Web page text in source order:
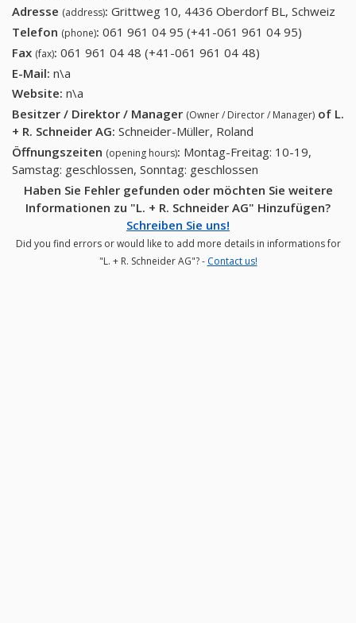
Adresse (address): Grittweg 10, 4436 Oberdorf BL, Schweiz
Telefon (phone): 061 961 04 95 (+41-061 961 04 95)
Fax (fax): 061 961 04 48 (+41-061 961 04 48)
E-Mail: n\a
Website: n\a
Besitzer / Direktor / Manager (Owner / Director / Manager) of L.
+ R. Schneider AG: Schneider-Müller, Roland
Öffnungszeiten (opening hours): Montag-Freitag: 10-19,
Samstag: geschlossen, Sonntag: geschlossen
Haben Sie Fehler gefunden oder möchten Sie weitere
Informationen zu "L. + R. Schneider AG" Hinzufügen?
Schreiben Sie uns!
Did you find errors or would like to add more details in informations for
"L. + R. Schneider AG"? - Contact us!